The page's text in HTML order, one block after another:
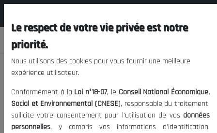
Nous vous prions de nous
excuser, mais l'accès à ce
contenu est restreint.
Le respect de votre vie privée est notre
priorité.
Nous utilisons des cookies pour vous fournir une meilleure
expérience utilisateur.
Conformément à la Loi n°18-07, le Conseil National Économique,
Social et Environnemental (CNESE), responsable du traitement,
sollicite votre consentement pour l'utilisation de vos données
personnelles, y compris vos informations d'identification,